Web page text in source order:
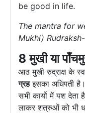
be good in life.
The mantra for
Mukhi) Rudraksh-
8 मुखी या पाँच
आठ मुखी रुद्राक्ष के
ग्रहइसका अधिपती
सभी कार्यो में यश देता
लाकर शत्रुओं को भी